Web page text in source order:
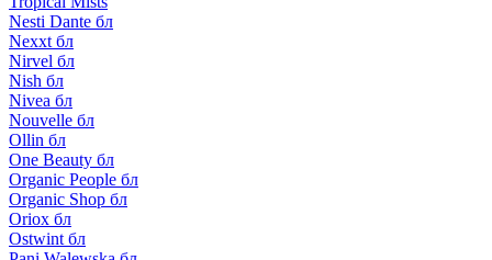
Nesti Dante бл
Nexxt бл
Nirvel бл
Nish бл
Nivea бл
Nouvelle бл
Ollin бл
One Beauty бл
Organic People бл
Organic Shop бл
Oriox бл
Ostwint бл